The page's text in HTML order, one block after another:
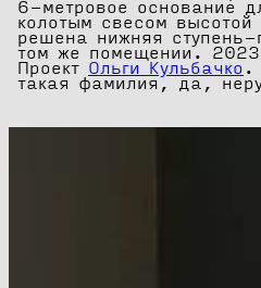
6-метровое основание
колотым свесом
решена нижняя
том же помещении.
Проект Ольги Кульбачко .
такая фамилия, да,